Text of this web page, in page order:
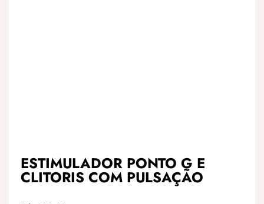
ESTIMULADOR PONTO G E
CLITORIS COM PULSAÇÃO